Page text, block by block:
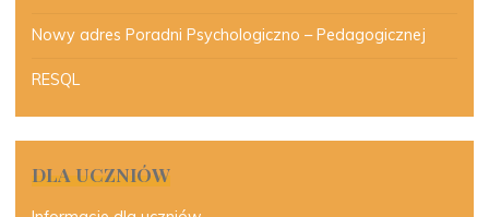
Nowy adres Poradni Psychologiczno – Pedagogicznej
RESQL
DLA UCZNIÓW